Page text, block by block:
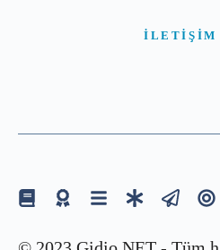
İLETIŞIM